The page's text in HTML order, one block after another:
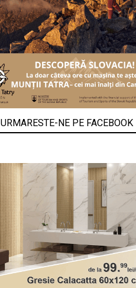
URMARESTE-NE PE FACEBOOK